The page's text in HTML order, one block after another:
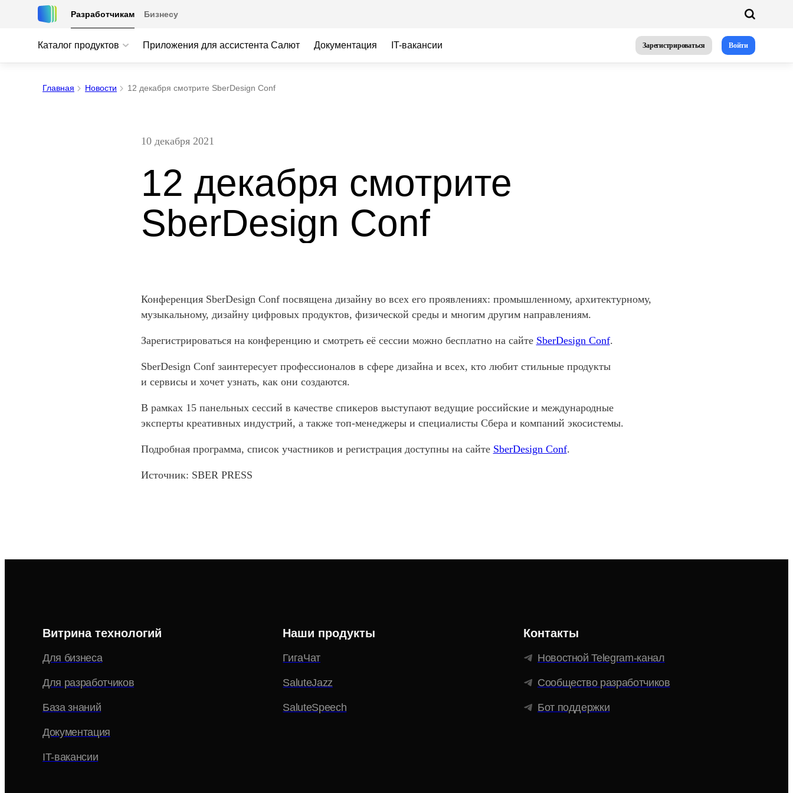
Разработчикам Бизнесу
Каталог продуктов Приложения для ассистента Салют Документация IT-вакансии Зарегистрироваться Войти
Главная Новости 12 декабря смотрите SberDesign Conf
10 декабря 2021
12 декабря смотрите
SberDesign Conf
Конференция SberDesign Conf посвящена дизайну во всех его проявлениях: промышленному, архитектурному,
музыкальному, дизайну цифровых продуктов, физической среды и многим другим направлениям.
Зарегистрироваться на конференцию и смотреть её сессии можно бесплатно на сайте SberDesign Conf.
SberDesign Conf заинтересует профессионалов в сфере дизайна и всех, кто любит стильные продукты
и сервисы и хочет узнать, как они создаются.
В рамках 15 панельных сессий в качестве спикеров выступают ведущие российские и международные
эксперты креативных индустрий, а также топ-менеджеры и специалисты Сбера и компаний экосистемы.
Подробная программа, список участников и регистрация доступны на сайте SberDesign Conf.
Источник: SBER PRESS
Витрина технологий
Для бизнеса
Для разработчиков
База знаний
Документация
IT-вакансии
Наши продукты
ГигаЧат
SaluteJazz
SaluteSpeech
Контакты
Новостной Telegram-канал
Сообщество разработчиков
Бот поддержки